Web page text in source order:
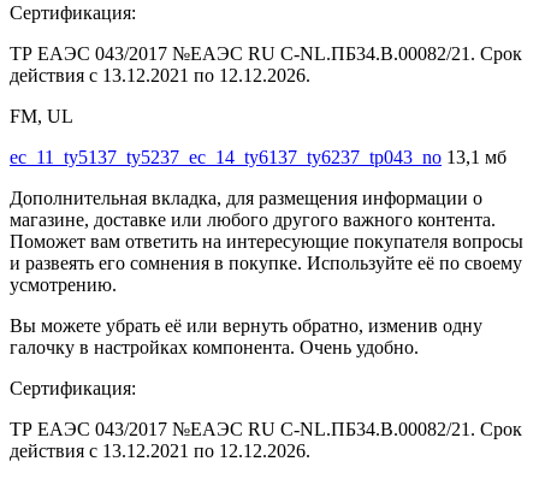
Сертификация:
ТР ЕАЭС 043/2017 №ЕАЭС RU C-NL.ПБ34.В.00082/21. Срок
действия с 13.12.2021 по 12.12.2026.
FM, UL
ec_11_ty5137_ty5237_ec_14_ty6137_ty6237_tp043_no 13,1 мб
Дополнительная вкладка, для размещения информации о
магазине, доставке или любого другого важного контента.
Поможет вам ответить на интересующие покупателя вопросы
и развеять его сомнения в покупке. Используйте её по своему
усмотрению.
Вы можете убрать её или вернуть обратно, изменив одну
галочку в настройках компонента. Очень удобно.
Сертификация:
ТР ЕАЭС 043/2017 №ЕАЭС RU C-NL.ПБ34.В.00082/21. Срок
действия с 13.12.2021 по 12.12.2026.